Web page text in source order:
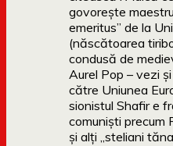
govorește
emeritus” de la
(născătoarea
condusă de
Aurel Pop – vezi
către Uniunea
sionistul Shafir e
comuniști precum
și alți „steliani